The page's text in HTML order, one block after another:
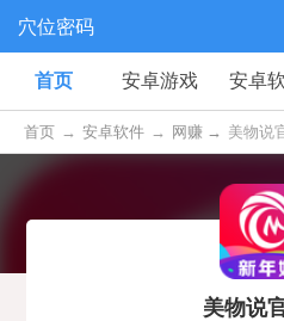
穴位密码
首页 安卓游戏 安卓
首页 → 安卓软件 → 网赚 → 美物说
美物说